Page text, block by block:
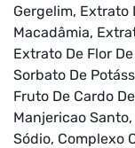
Gergelim, Extrato
Macadâmia,
Extrato De Flor
Sorbato De
Fruto De Cardo
Manjericao
Sódio, Complexo